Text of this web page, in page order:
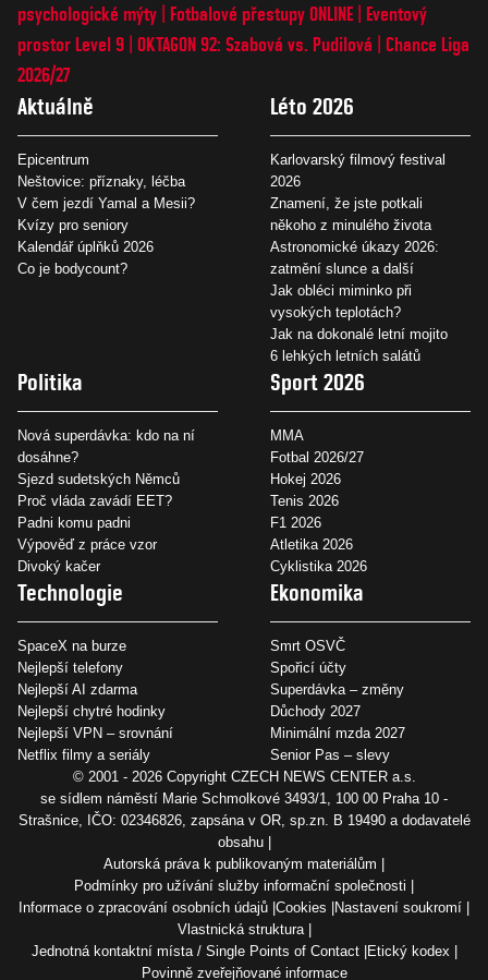
psychologické mýty
Fotbalové přestupy ONLINE
Eventový
prostor Level 9 OKTAGON 92: Szabová vs. Pudilová
Chance Liga
2026/27
Aktuálně
Epicentrum
Neštovice: příznaky, léčba
V čem jezdí Yamal a Mesii?
Kvízy pro seniory
Kalendář úplňků 2026
Co je bodycount?
Léto 2026
Karlovarský filmový festival
2026
Znamení, že jste potkali
někoho z minulého života
Astronomické úkazy 2026:
zatmění slunce a další
Jak obléci miminko při
vysokých teplotách?
Jak na dokonalé letní mojito
6 lehkých letních salátů
Politika
Nová superdávka: kdo na ní
dosáhne?
Sjezd sudetských Němců
Proč vláda zavádí EET?
Padni komu padni
Výpověď z práce vzor
Divoký kačer
Sport 2026
MMA
Fotbal 2026/27
Hokej 2026
Tenis 2026
F1 2026
Atletika 2026
Cyklistika 2026
Technologie
SpaceX na burze
Nejlepší telefony
Nejlepší AI zdarma
Nejlepší chytré hodinky
Nejlepší VPN – srovnání
Netflix filmy a seriály
Ekonomika
Smrt OSVČ
Spořicí účty
Superdávka – změny
Důchody 2027
Minimální mzda 2027
Senior Pas – slevy
© 2001 - 2026 Copyright CZECH NEWS CENTER a.s.
se sídlem náměstí Marie Schmolkové 3493/1, 100 00 Praha 10 -
Strašnice, IČO: 02346826, zapsána v OR, sp.zn. B 19490 a dodavatelé
obsahu
Autorská práva k publikovaným materiálům
Podmínky pro užívání služby informační společnosti
Informace o zpracování osobních údajů Cookies Nastavení soukromí
Vlastnická struktura
Jednotná kontaktní místa / Single Points of Contact Etický kodex
Povinně zveřejňované informace